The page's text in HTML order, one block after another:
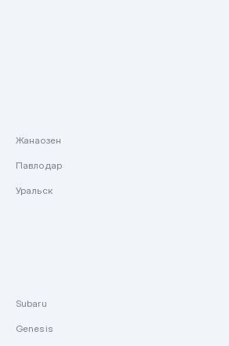
Жанаозен
Павлодар
Уральск
Subaru
Genesis